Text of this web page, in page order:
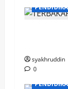
syakhruddin
0